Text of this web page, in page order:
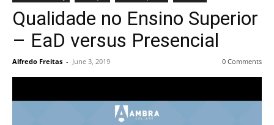
Qualidade no Ensino Superior
– EaD versus Presencial
Alfredo Freitas - June 3, 2019 0 Comments